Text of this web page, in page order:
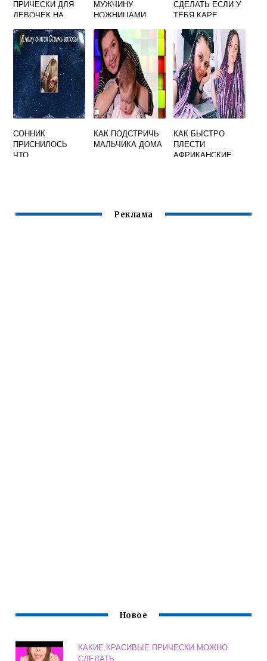
ПРИЧЕСКИ ДЛЯ
ДЕВОЧЕК НА
ВОЛОСЫ СВОИМИ
РУКАМИ
МУЖЧИНУ
НОЖНИЦАМИ
СДЕЛАТЬ ЕСЛИ У
ТЕБЯ КАРЕ
СОННИК
ПРИСНИЛОСЬ
ЧТО
КАК ПОДСТРИЧЬ
МАЛЬЧИКА ДОМА
КАК БЫСТРО
ПЛЕСТИ
АФРИКАНСКИЕ
Реклама
Новое
КАКИЕ КРАСИВЫЕ ПРИЧЕСКИ МОЖНО
СДЕЛАТЬ